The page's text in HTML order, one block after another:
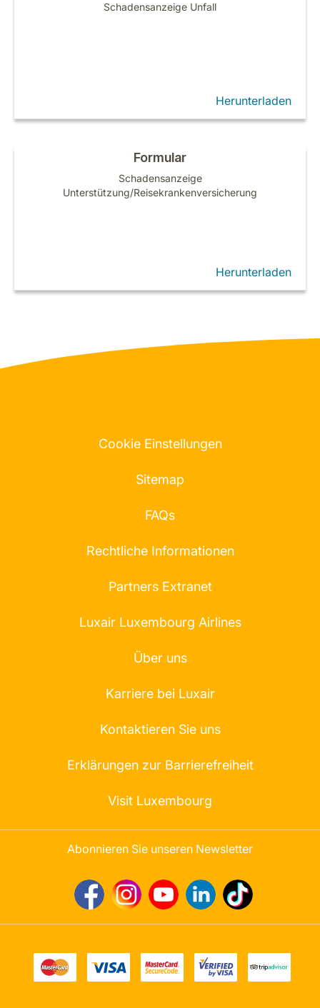
Schadensanzeige Unfall
Herunterladen
Formular
Schadensanzeige
Unterstützung/Reisekrankenversicherung
Herunterladen
Cookie Einstellungen
Sitemap
FAQs
Rechtliche Informationen
Partners Extranet
Luxair Luxembourg Airlines
Über uns
Karriere bei Luxair
Kontaktieren Sie uns
Erklärungen zur Barrierefreiheit
Visit Luxembourg
Abonnieren Sie unseren Newsletter